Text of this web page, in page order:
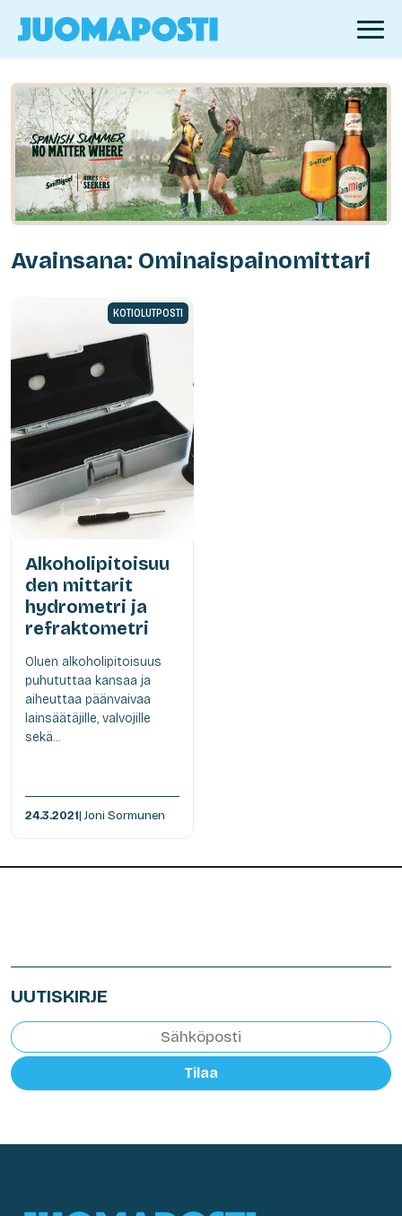
Avainsana: Ominaispainomittari
KOTIOLUTPOSTI
Alkoholipitoisuu
den mittarit
hydrometri ja
refraktometri
Oluen alkoholipitoisuus
puhututtaa kansaa ja
aiheuttaa päänvaivaa
lainsäätäjille, valvojille
sekä...
24.3.2021| Joni Sormunen
UUTISKIRJE
Tilaa